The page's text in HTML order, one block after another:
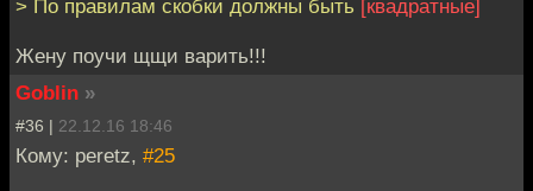
> По правилам скобки должны быть [квадратные]
Жену поучи щщи варить!!!
Goblin »
#36 | 22.12.16 18:46
Кому: peretz, #25